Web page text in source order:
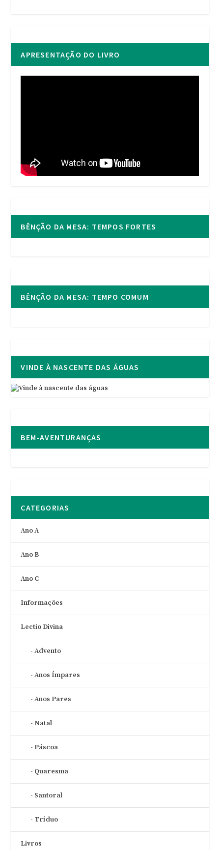
APRESENTAÇÃO DO LIVRO
BÊNÇÃO DA MESA: TEMPOS FORTES
BÊNÇÃO DA MESA: TEMPO COMUM
VINDE À NASCENTE DAS ÁGUAS
BEM-AVENTURANÇAS
CATEGORIAS
Ano A
Ano B
Ano C
Informações
Lectio Divina
Advento
Anos Ímpares
Anos Pares
Natal
Páscoa
Quaresma
Santoral
Tríduo
Livros